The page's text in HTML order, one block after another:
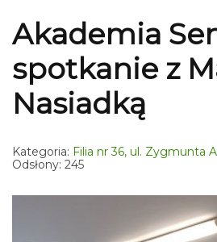
Akademia
spotkanie z
Nasiadką
Kategoria: Filia nr 36, ul. Zygmunta
Odsłony: 245